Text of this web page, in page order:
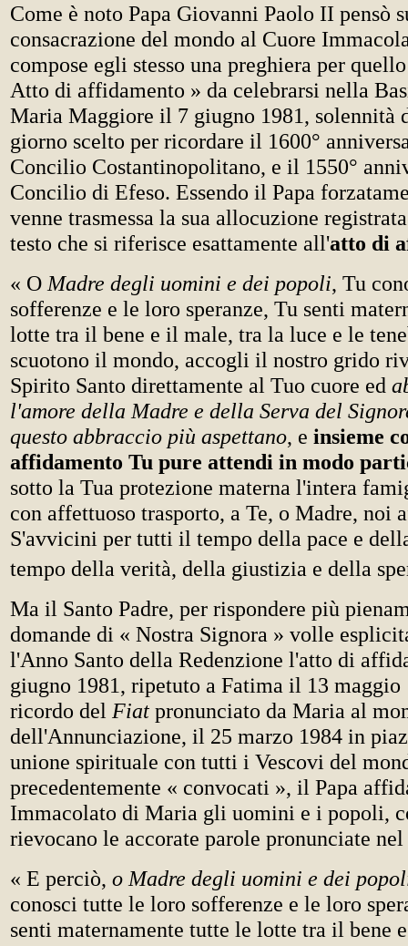
Come è noto Papa Giovanni Paolo II pensò
consacrazione del mondo al Cuore
compose egli stesso una preghiera per
Atto di affidamento » da celebrarsi nella
Maria Maggiore il 7 giugno 1981, solennità
giorno scelto per ricordare il 1600°
Concilio Costantinopolitano, e il 1550°
Concilio di Efeso. Essendo il Papa
venne trasmessa la sua allocuzione
testo che si riferisce esattamente all'atto di
« O Madre degli uomini e dei popoli, Tu
sofferenze e le loro speranze, Tu senti
lotte tra il bene e il male, tra la luce e le
scuotono il mondo, accogli il nostro grido
Spirito Santo direttamente al Tuo cuore ed
l'amore della Madre e della Serva del
questo abbraccio più aspettano, e insieme
affidamento Tu pure attendi in modo
sotto la Tua protezione materna l'intera
con affettuoso trasporto, a Te, o Madre, noi
S'avvicini per tutti il tempo della pace e
tempo della verità, della giustizia e della
Ma il Santo Padre, per rispondere più
domande di « Nostra Signora » volle
l'Anno Santo della Redenzione l'atto di
giugno 1981, ripetuto a Fatima il 13 maggio
ricordo del Fiat pronunciato da Maria al
dell'Annunciazione, il 25 marzo 1984 in
unione spirituale con tutti i Vescovi del
precedentemente « convocati », il Papa
Immacolato di Maria gli uomini e i popoli,
rievocano le accorate parole pronunciate
« E perciò, o Madre degli uomini e dei
conosci tutte le loro sofferenze e le loro
senti maternamente tutte le lotte tra il bene